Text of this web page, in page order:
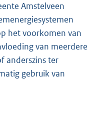
Amstelveen
het voorkomen van
van meerdere
anderszins ter
gebruik van